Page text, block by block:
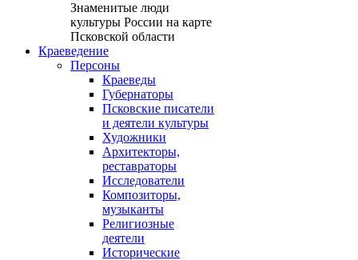
Знаменитые люди
культуры России на карте
Псковской области
Краеведение
Персоны
Краеведы
Губернаторы
Псковские писатели
и деятели культуры
Художники
Архитекторы,
реставраторы
Исследователи
Композиторы,
музыканты
Религиозные
деятели
Исторические